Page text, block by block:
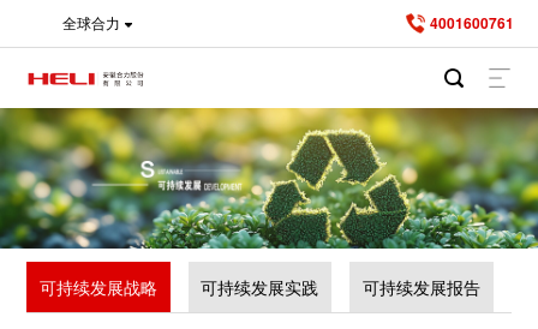
全球合力 4001600761
可持续发展战略 可持续发展实践 可持续发展报告